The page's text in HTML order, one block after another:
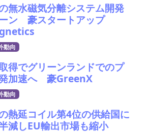
無水磁気分離システム開発
ン 豪スタートアップ
動向
得でグリーンランドでのプ
加速へ 豪GreenX
動向
熱延コイル第4位の供給国に
しEU輸出市場も縮小